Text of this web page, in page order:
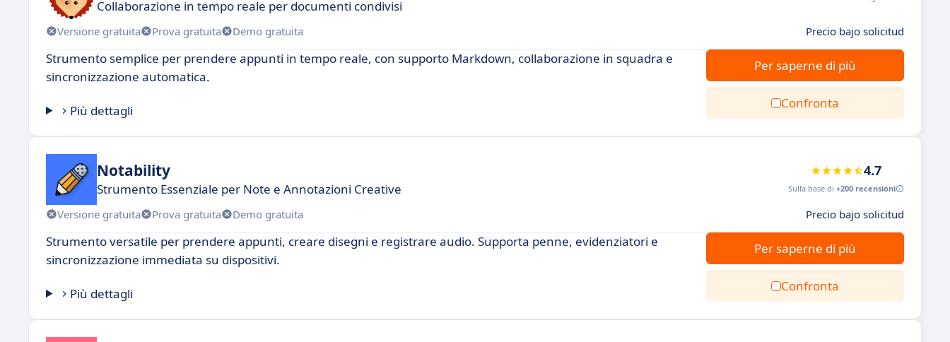
Collaborazione in tempo reale per documenti condivisi
Versione gratuita Prova gratuita Demo gratuita Precio bajo solicitud
Strumento semplice per prendere appunti in tempo reale, con supporto Markdown, collaborazione in squadra e
sincronizzazione automatica.
Più dettagli
Per saperne di più
Confronta
Notability
Strumento Essenziale per Note e Annotazioni Creative
4.7
Sulla base di +200 recensioni
Versione gratuita Prova gratuita Demo gratuita Precio bajo solicitud
Strumento versatile per prendere appunti, creare disegni e registrare audio. Supporta penne, evidenziatori e
sincronizzazione immediata su dispositivi.
Più dettagli
Per saperne di più
Confronta